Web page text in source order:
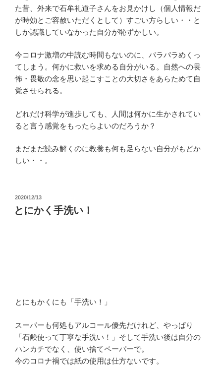
た昔、外来で石牟礼道子さんをお見かけし（個人情報だ
が時効とご容赦いただくとして）すごい方らしい・・と
しか認識していなかった自分が恥ずかしい。
今コロナ激増の中読む時間もないのに、パラパラめくっ
てしまう。何かに救いを求める自分がいる。自然への畏
怖・畏敬の念を思い起こすことの大切さをあらためて自
覚させられる。
どれだけ科学が進歩しても、人間は何かに生かされてい
ると言う感覚をもったらよいのだろうか？
まだまだ読み解くのに教養も何も足らない自分がもどか
しい・・。
投
稿
日:
2020/12/13
とにかく手洗い！
とにもかくにも「手洗い！」
スーパーも何処もアルコール優先だけれど、やっぱり
「石鹸使って丁寧な手洗い！」そして手洗い後は自分の
ハンカチでなく、使い捨てペーパーで。
今のコロナ禍では紙の使用は仕方ないです。